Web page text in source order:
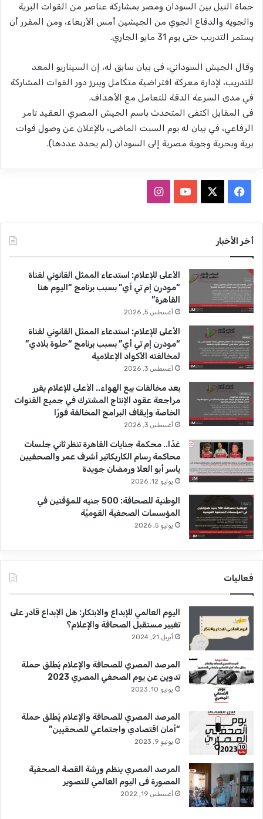
حماة النيل بين السودان ومصر بمشاركة عناصر من القوات البرية
والجوية والدفاع الجوي من الجيشين أمس الأربعاء، ومن المقرر أن
يستمر التدريب حتى يوم 31 مايو الجاري.
وقال الجيش السوداني، فى بيان سابق له، إن السيناريو المعد
للتدريب، لإدارة معركة افتراضية متكامل ويبرز دور القوات المشاركة
في مدى السرعة الدقة للتعامل مع الأهداف.
فى المقابل اكتفى المتحدث باسم الجيش المصري العقيد تامر
الرفاعي، في بيان له يوم السبت الماضى، بالإعلان عن وصول قوات
برية وبحرية وجوية مصرية إلى السودان (لم يحدد عددها).
س
و
ك
T
u
b
e
ق
ا
م
أخر الأخبار
الأعلى للإعلام: استدعاء الممثل القانوني لقناة
“مودرن إم تي أي” بسبب برنامج “اليوم هنا
القاهرة”
أغسطس 5, 2026
الأعلى للإعلام: استدعاء الممثل القانوني لقناة
“مودرن إم تي أي” بسبب برنامج “حلوة بلادي”
لمخالفته الأكواد الإعلامية
أغسطس 3, 2026
بعد مخالفات بيع الهواء.. الأعلى للإعلام يقرر
مراجعة عقود الإنتاج المشترك في جميع القنوات
الخاصة وإيقاف البرامج المخالفة فورًا
أغسطس 3, 2026
غدًا.. محكمة جنايات القاهرة تنظر ثاني جلسات
محاكمة رسام الكاريكاتير أشرف عمر والصحفيين
ياسر أبو العلا ورمضان جويدة
يوليو 12, 2026
الوطنية للصحافة: 500 جنيه للمؤقتين في
المؤسسات الصحفية القوميَّة
يوليو 5, 2026
فعاليات
اليوم العالمي للإبداع والابتكار: هل الإبداع قادر على
تغيير مستقبل الصحافة والإعلام؟
أبريل 21, 2024
المرصد المصري للصحافة والإعلام يُطلق حملة
تدوين عن يوم الصحفي المصري 2023
يونيو 10, 2023
المرصد المصري للصحافة والإعلام يُطلق حملة
“أمان اقتصادي واجتماعي للصحفيين”
يونيو 9, 2023
المرصد المصري ينظم ورشة القصة الصحفية
المصورة فى اليوم العالمي للتصوير
أغسطس 19, 2022